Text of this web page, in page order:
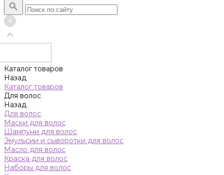
Каталог товаров
Назад
Каталог товаров
Для волос
Назад
Для волос
Маски для волос
Шампуни для волос
Эмульсии и сыворотки для волос
Масло для волос
Краска для волос
Наборы для волос